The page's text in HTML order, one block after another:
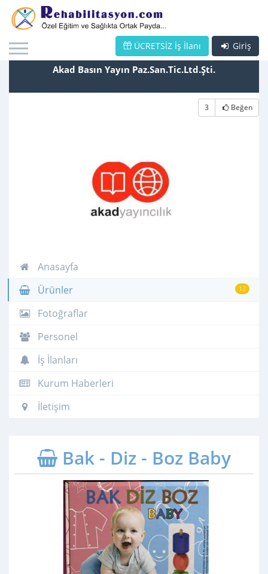
Giriş
ÜCRETSİZ İş İlanı
Akad Basın Yayın Paz.San.Tic.Ltd.Şti.
3 Beğen
Anasayfa
12
Ürünler
Fotoğraflar
Personel
İş İlanları
Kurum Haberleri
İletişim
Bak - Diz - Boz Baby